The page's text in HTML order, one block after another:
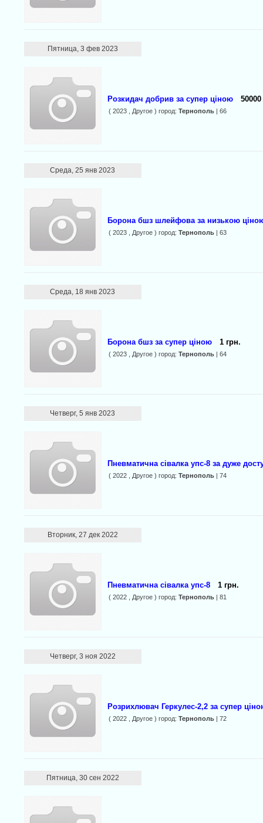
Пятница, 3 фев 2023
Розкидач добрив за супер ціною
( 2023 , Другое ) город: Тернополь| 66
Среда, 25 янв 2023
Борона бшз шлейфова за низькою
( 2023 , Другое ) город: Тернополь| 63
Среда, 18 янв 2023
Борона бшз за супер ціною 1 грн.
( 2023 , Другое ) город: Тернополь| 64
Четверг, 5 янв 2023
Пневматична сівалка упс-8 за дуже
( 2022 , Другое ) город: Тернополь| 74
Вторник, 27 дек 2022
Пневматична сівалка упс-8 1 грн.
( 2022 , Другое ) город: Тернополь| 81
Четверг, 3 ноя 2022
Розрихлювач Геркулес-2,2 за супер
( 2022 , Другое ) город: Тернополь| 72
Пятница, 30 сен 2022